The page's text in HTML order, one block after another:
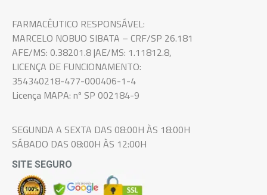
FARMACÊUTICO RESPONSÁVEL:
MARCELO NOBUO SIBATA – CRF/SP 26.181
AFE/MS: 0.38201.8 |AE/MS: 1.11812.8,
LICENÇA DE FUNCIONAMENTO:
354340218-477-000406-1-4
Licença MAPA: nº SP 002184-9
SEGUNDA A SEXTA DAS 08:00H ÀS 18:00H
SÁBADO DAS 08:00H ÀS 12:00H
SITE SEGURO